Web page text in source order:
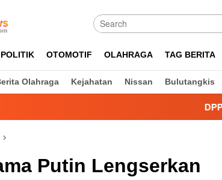
POLITIK OTOMOTIF OLAHRAGA TAG BERITA
Olahraga Kejahatan Nissan Bulutangkis
DPP BIMA
Putin Lengserkan